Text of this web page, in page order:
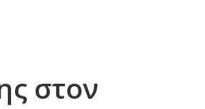
στον